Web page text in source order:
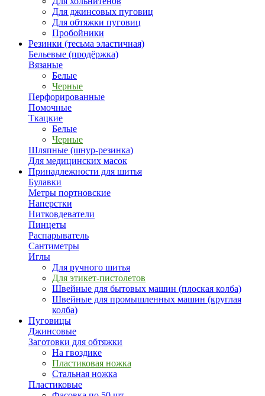
Для джинсовых пуговиц
Для обтяжки пуговиц
Пробойники
Резинки (тесьма эластичная)
Бельевые (продёржка)
Вязаные
Белые
Черные
Перфорированные
Помочные
Ткацкие
Белые
Черные
Шляпные (шнур-резинка)
Для медицинских масок
Принадлежности для шитья
Булавки
Метры портновские
Наперстки
Нитковдеватели
Пинцеты
Распарыватель
Сантиметры
Иглы
Для ручного шитья
Для этикет-пистолетов
Швейные для бытовых машин (плоская колба)
Швейные для промышленных машин (круглая
колба)
Пуговицы
Джинсовые
Заготовки для обтяжки
На гвоздике
Пластиковая ножка
Стальная ножка
Пластиковые